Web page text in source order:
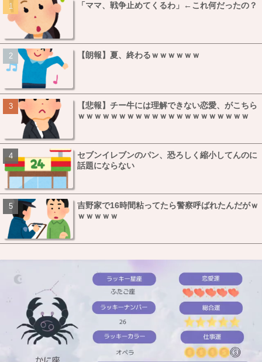
「ママ、戦争止めてくるわ」←これ何だったの？
【朗報】夏、終わるｗｗｗｗｗｗ
【悲報】チー牛には理解できない恋愛、がこちら
ｗｗｗｗｗｗｗｗｗｗｗｗｗｗｗｗｗｗｗｗｗ
セブンイレブンのパン、恐ろしく縮小してんのに
話題にならない
吉野家で16時間粘ってたら警察呼ばれたんだがｗ
ｗｗｗｗｗ